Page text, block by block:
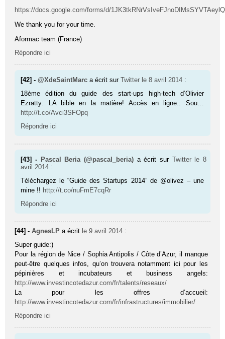
https://docs.google.com/forms/d/
We thank you for your time.
Aformac team (France)
Répondre ici
[42] -@XdeSaintMarc a écrit surTwitter le 8 avril 2014 :
18ème édition du guide des start-ups high-tech d’Olivier
Ezratty: LA bible en la matière! Accès en ligne.: Sou…
http://t.co/Avci3SFOpq
Répondre ici
[43] - Pascal Beria (@pascal_beria) a écrit sur Twitter
le 8
avril 2014 :
Téléchargez le “Guide des Startups 2014” de @olivez – une
mine !! http://t.co/nuFmE7cqRr
Répondre ici
[44] -AgnesLP a écrit le 9 avril 2014 :
Super guide:)
Pour la région de Nice / Sophia Antipolis / Côte d’Azur, il manque
peut-être quelques infos, qu’on trouvera notamment ici pour les
pépinières et incubateurs et business angels:
http://www.investincotedazur.com/fr/talents/reseaux/
La pour les offres d’accueil:
http://www.investincotedazur.com/fr/infrastructures/immobilier/
Répondre ici